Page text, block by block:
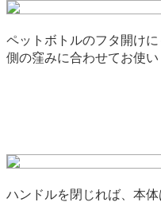
ペットボトルのフタ開け
側の窪みに合わせてお使い
ハンドルを閉じれば、本